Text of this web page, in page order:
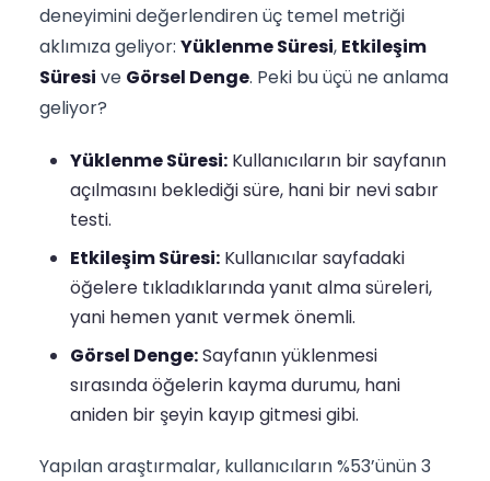
deneyimini değerlendiren üç temel metriği
aklımıza geliyor: Yüklenme Süresi, Etkileşim
Süresi ve Görsel Denge. Peki bu üçü ne anlama
geliyor?
Yüklenme Süresi: Kullanıcıların bir sayfanın
açılmasını beklediği süre, hani bir nevi sabır
testi.
Etkileşim Süresi: Kullanıcılar sayfadaki
öğelere tıkladıklarında yanıt alma süreleri,
yani hemen yanıt vermek önemli.
Görsel Denge:Sayfanın yüklenmesi
sırasında öğelerin kayma durumu, hani
aniden bir şeyin kayıp gitmesi gibi.
Yapılan araştırmalar, kullanıcıların %53’ünün 3